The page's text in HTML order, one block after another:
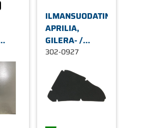
ILMANSUODATIN
APRILIA,
GILERA- /
PIAGGIO
302-0927